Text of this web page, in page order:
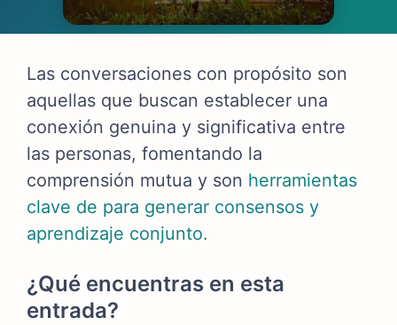
Las conversaciones con propósito son
aquellas que buscan establecer una
conexión genuina y significativa entre
las personas, fomentando la
comprensión mutua y son herramientas
clave de para generar consensos y
aprendizaje conjunto.
¿Qué encuentras en esta
entrada?